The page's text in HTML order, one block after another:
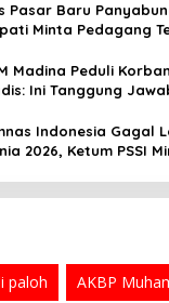
Pasar Baru
Minta Pedagang
Madina Peduli
Ini Tanggung
Indonesia Gagal
2026, Ketum PSSI
paloh AKBP